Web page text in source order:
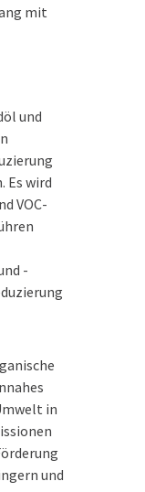
mit
und
Es wird
VOC-
-
in
und